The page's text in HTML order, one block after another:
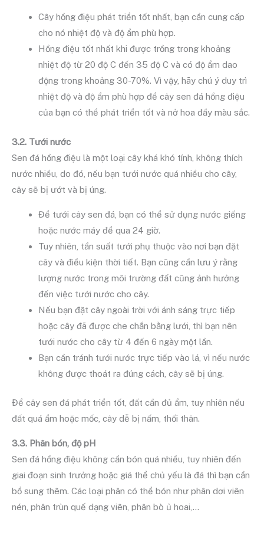
Cây hồng điệu phát triển tốt nhất, bạn cần cung cấp
cho nó nhiệt độ và độ ẩm phù hợp.
Hồng điệu tốt nhất khi được trồng trong khoảng
nhiệt độ từ 20 độ C đến 35 độ C và có độ ẩm dao
động trong khoảng 30-70%. Vì vậy, hãy chú ý duy trì
nhiệt độ và độ ẩm phù hợp để cây sen đá hồng điệu
của bạn có thể phát triển tốt và nở hoa đầy màu sắc.
3.2. Tưới nước
Sen đá hồng điệu là một loại cây khá khó tính, không thích
nước nhiều, do đó, nếu bạn tưới nước quá nhiều cho cây,
cây sẽ bị ướt và bị úng.
Để tưới cây sen đá, bạn có thể sử dụng nước giếng
hoặc nước máy để qua 24 giờ.
Tuy nhiên, tần suất tưới phụ thuộc vào nơi bạn đặt
cây và điều kiện thời tiết. Bạn cũng cần lưu ý rằng
lượng nước trong môi trường đất cũng ảnh hưởng
đến việc tưới nước cho cây.
Nếu bạn đặt cây ngoài trời với ánh sáng trực tiếp
hoặc cây đã được che chắn bằng lưới, thì bạn nên
tưới nước cho cây từ 4 đến 6 ngày một lần.
Bạn cần tránh tưới nước trực tiếp vào lá, vì nếu nước
không được thoát ra đúng cách, cây sẽ bị úng.
Để cây sen đá phát triển tốt, đất cần đủ ẩm, tuy nhiên nếu
đất quá ẩm hoặc mốc, cây dễ bị nấm, thối thân.
3.3. Phân bón, độ pH
Sen đá hồng điệu không cần bón quá nhiều, tuy nhiên đến
giai đoạn sinh trưởng hoặc giá thể chủ yếu là đá thì bạn cần
bổ sung thêm. Các loại phân có thể bón như phân dơi viên
nén, phân trùn quế dạng viên, phân bò ủ hoai,…